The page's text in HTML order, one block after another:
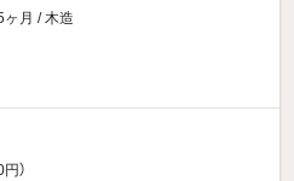
月 / 木造
）